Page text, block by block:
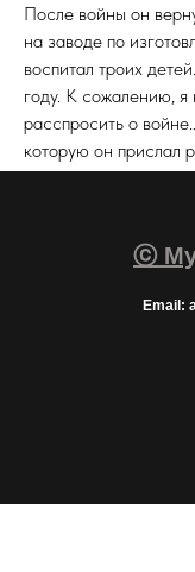
После войны он
на заводе по
воспитал троих
году. К сожалению, я
расспросить о
которую он прислал
ⓒ
Email: